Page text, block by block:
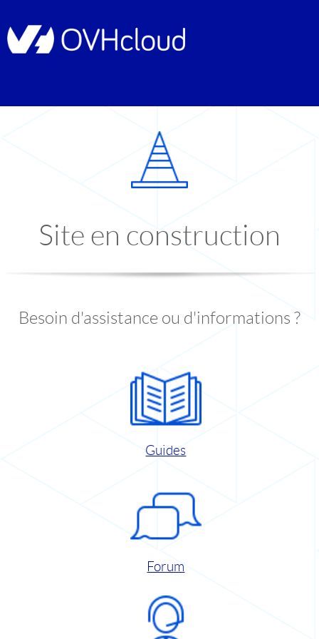
Site en construction
Besoin d'assistance ou d'informations ?
Guides
Forum